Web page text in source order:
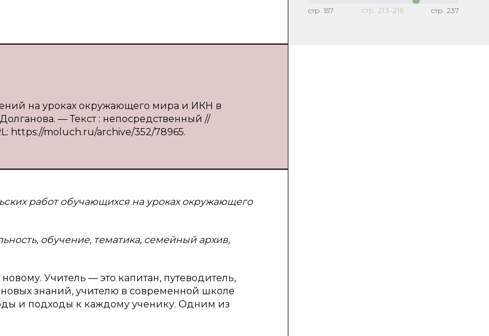
на уроках окружающего мира и ИКН в
— Текст : непосредственный //
https://moluch.ru/archive/352/78965.
работ обучающихся на уроках окружающего
обучение, тематика, семейный архив,
Учитель — это капитан, путеводитель,
знаний, учителю в современной школе
и подходы к каждому ученику. Одним из
стр. 157 стр. 213-216 стр. 237